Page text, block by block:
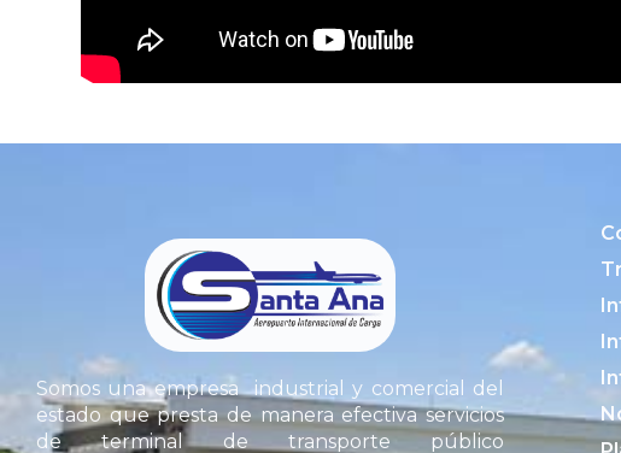
Somos una empresa industrial y comercial del
estado que presta de manera efectiva servicios
de terminal de transporte público